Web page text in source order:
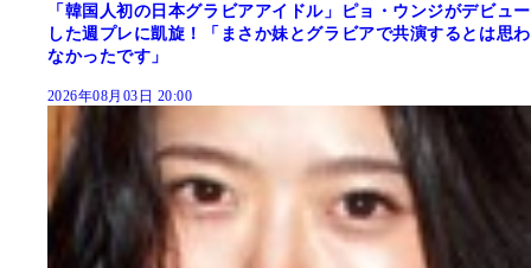
「韓国人初の日本グラビアアイドル」ピョ・ウンジがデビュー
した週プレに凱旋！「まさか妹とグラビアで共演するとは思わ
なかったです」
2026年08月03日 20:00